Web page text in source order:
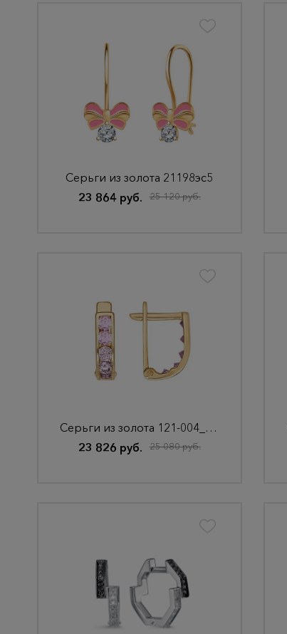
Серьги из золота 21198эс5
23 864 руб.
25 120 руб.
Серьги из золота 121-004_f-031
23 826 руб.
25 080 руб.